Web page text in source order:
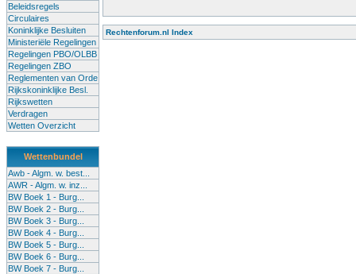
Beleidsregels
Circulaires
Koninklijke Besluiten
Ministeriële Regelingen
Regelingen PBO/OLBB
Regelingen ZBO
Reglementen van Orde
Rijkskoninklijke Besl.
Rijkswetten
Verdragen
Wetten Overzicht
Wettenbundel
Awb - Algm. w. best...
AWR - Algm. w. inz...
BW Boek 1 - Burg...
BW Boek 2 - Burg...
BW Boek 3 - Burg...
BW Boek 4 - Burg...
BW Boek 5 - Burg...
BW Boek 6 - Burg...
BW Boek 7 - Burg...
Rechtenforum.nl Index